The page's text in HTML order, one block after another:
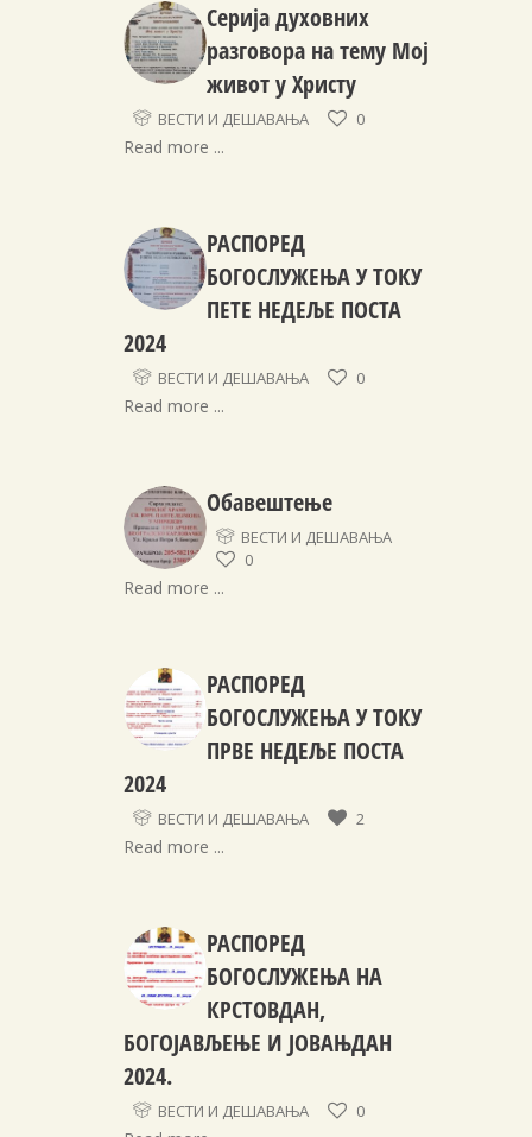
Серија духовних
разговора на тему Мој
живот у Христу
ВЕСТИ И ДЕШАВАЊА 0
Read more ...
РАСПОРЕД
БОГОСЛУЖЕЊА У ТОКУ
ПETЕ НЕДЕЉЕ ПОСТА
2024
ВЕСТИ И ДЕШАВАЊА 0
Read more ...
Обавештење
ВЕСТИ И ДЕШАВАЊА
0
Read more ...
РАСПОРЕД
БОГОСЛУЖЕЊА У ТОКУ
ПРВЕ НЕДЕЉЕ ПОСТА
2024
ВЕСТИ И ДЕШАВАЊА 2
Read more ...
РАСПОРЕД
БОГОСЛУЖЕЊА НА
КРСТОВДАН,
БОГОЈАВЉЕЊЕ И ЈОВАЊДАН
2024.
ВЕСТИ И ДЕШАВАЊА 0